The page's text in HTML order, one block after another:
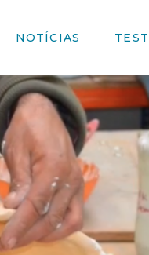
NOTÍCIAS